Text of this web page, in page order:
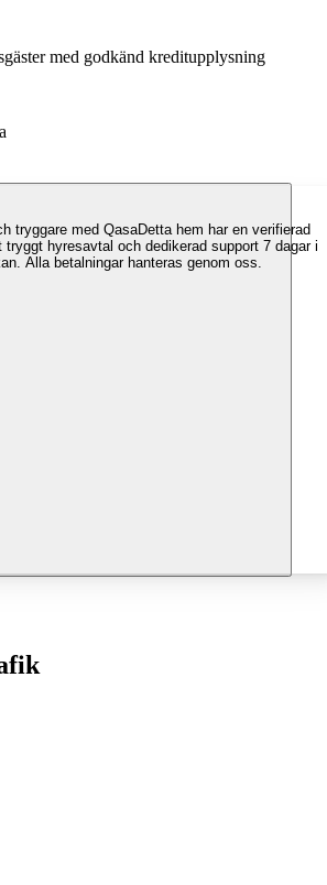
med godkänd kreditupplysning
tryggare med QasaDetta hem har en verifierad
tryggt hyresavtal och dedikerad support 7 dagar i
Alla betalningar hanteras genom oss.